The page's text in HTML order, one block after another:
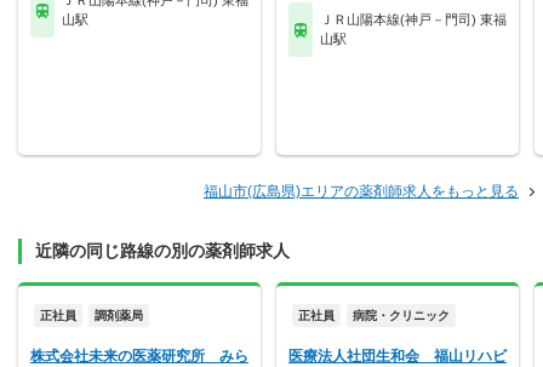
山駅
ＪＲ山陽本線(神戸－門司) 東福
山駅
福山市(広島県)エリアの薬剤師求人をもっと見る
近隣の同じ路線の別の薬剤師求人
正社員 調剤薬局
株式会社未来の医薬研究所 みら
正社員 病院・クリニック
医療法人社団生和会 福山リハビ